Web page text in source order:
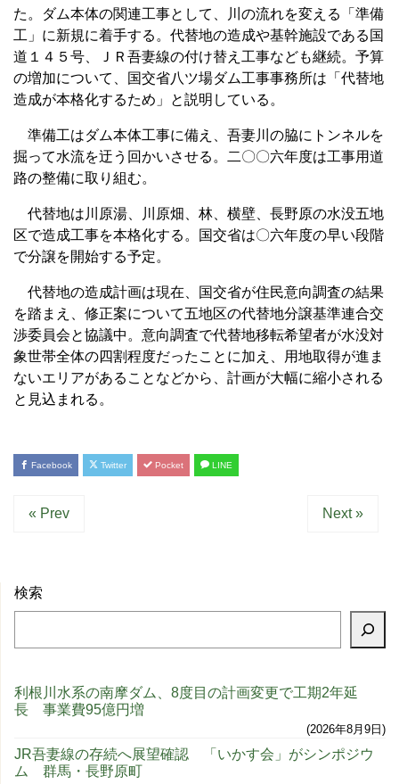
た。ダム本体の関連工事として、川の流れを変える「準備
工」に新規に着手する。代替地の造成や基幹施設である国
道１４５号、ＪＲ吾妻線の付け替え工事なども継続。予算
の増加について、国交省八ツ場ダム工事事務所は「代替地
造成が本格化するため」と説明している。
準備工はダム本体工事に備え、吾妻川の脇にトンネルを
掘って水流を迂う回かいさせる。二〇〇六年度は工事用道
路の整備に取り組む。
代替地は川原湯、川原畑、林、横壁、長野原の水没五地
区で造成工事を本格化する。国交省は〇六年度の早い段階
で分譲を開始する予定。
代替地の造成計画は現在、国交省が住民意向調査の結果
を踏まえ、修正案について五地区の代替地分譲基準連合交
渉委員会と協議中。意向調査で代替地移転希望者が水没対
象世帯全体の四割程度だったことに加え、用地取得が進ま
ないエリアがあることなどから、計画が大幅に縮小される
と見込まれる。
Facebook Twitter Pocket LINE
« Prev Next »
検索
利根川水系の南摩ダム、8度目の計画変更で工期2年延
長 事業費95億円増
2026年8月9日
JR吾妻線の存続へ展望確認 「いかす会」がシンポジウ
ム 群馬・長野原町